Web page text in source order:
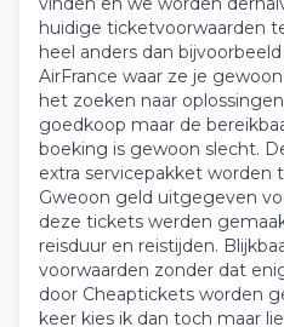
huidige ticketvoorwaarden
heel anders dan
AirFrance waar ze je
het zoeken naar
goedkoop maar de
boeking is gewoon slecht.
extra servicepakket worden
Gweoon geld uitgegeven
deze tickets werden
reisduur en reistijden.
voorwaarden zonder dat
door Cheaptickets worden
keer kies ik dan toch maar